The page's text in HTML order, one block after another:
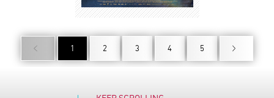
1 2 3 4 5